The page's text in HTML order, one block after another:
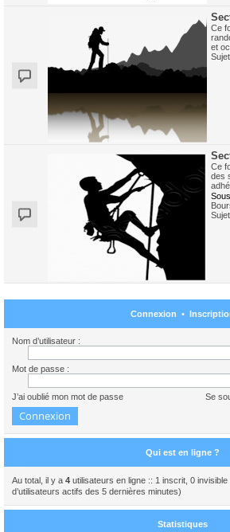
Ce
et
Ce
des
Connexion •
Nom d’utilisateur :
Mot de passe :
J’ai oublié mon mot de passe Se
Qui est en ligne ?
Au total, il y a 4 utilisateurs en ligne :: 1 inscrit, 0
d’utilisateurs actifs des 5 dernières minutes)
Statistiques